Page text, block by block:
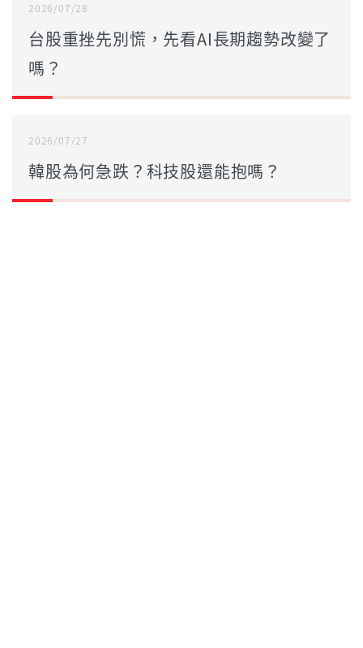
2026/07/28
台股重挫先別慌，先看AI長期趨勢改變了
嗎？
2026/07/27
韓股為何急跌？科技股還能抱嗎？